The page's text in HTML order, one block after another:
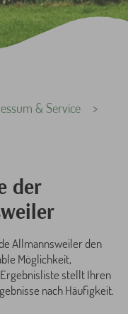
& Service
der
Allmannsweiler den
Möglichkeit,
stellt Ihren
nach Häufigkeit.